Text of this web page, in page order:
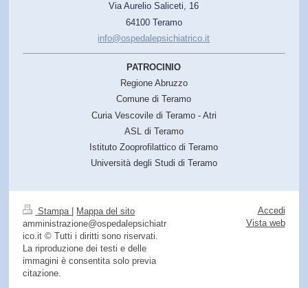
Via Aurelio Saliceti, 16
64100 Teramo
info@ospedalepsichiatrico.it
PATROCINIO
Regione Abruzzo
Comune di Teramo
Curia Vescovile di Teramo - Atri
ASL di Teramo
Istituto Zooprofilattico di Teramo
Università degli Studi di Teramo
Stampa
Mappa del sito
amministrazione@ospedalepsichiatr
ico.it © Tutti i diritti sono riservati.
La riproduzione dei testi e delle
immagini è consentita solo previa
citazione.
Accedi
Vista web